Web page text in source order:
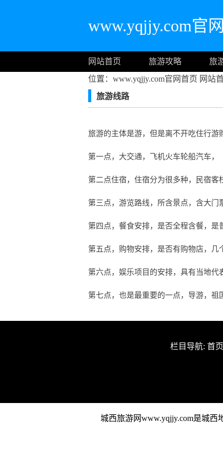
www.yqjjy.com官
网站首页 旅游攻略 旅
位置：www.yqjjy.com官网首页 网站
旅游线路
旅游的主体是游，但是离不开吃住行游
第一点，大交通，飞机火车轮船汽车，
第二点住宿，住宿分为很多种，民宿客
第三点，游览路线，所含景点，含大门
第四点，餐食安排，是否全程含餐，是
第五点，购物安排，是否有购物店，几
第六点，娱乐项目的安排，具有当地代
第七点，也是最重要的一点，导游，祖
栏目导航: 首页
城西旅游网www.yqjjy.com是城西